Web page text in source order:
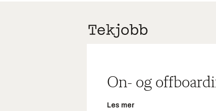
On- og
Les mer